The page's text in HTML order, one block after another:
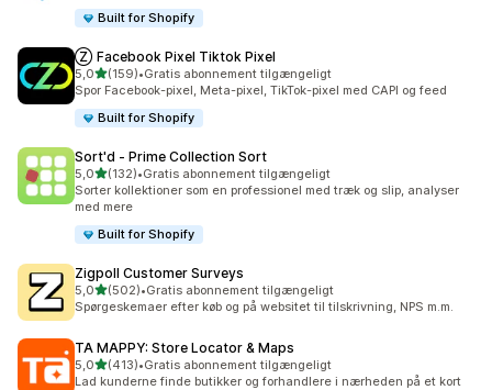
Built for Shopify
Ⓩ Facebook Pixel Tiktok Pixel
5,0ud af 5 stjerner
(159)
159 anmeldelser i alt
•Gratis abonnement tilgængeligt
Spor Facebook-pixel, Meta-pixel, TikTok-pixel med CAPI og feed
Built for Shopify
Sort'd ‑ Prime Collection Sort
5,0ud af 5 stjerner
(132)
132 anmeldelser i alt
•Gratis abonnement tilgængeligt
Sorter kollektioner som en professionel med træk og slip, analyser
med mere
Built for Shopify
Zigpoll Customer Surveys
5,0ud af 5 stjerner
(502)
502 anmeldelser i alt
•Gratis abonnement tilgængeligt
Spørgeskemaer efter køb og på websitet til tilskrivning, NPS m.m.
TA MAPPY: Store Locator & Maps
5,0ud af 5 stjerner
(413)
413 anmeldelser i alt
•Gratis abonnement tilgængeligt
Lad kunderne finde butikker og forhandlere i nærheden på et kort